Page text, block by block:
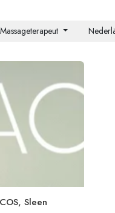
Massageterapeut
Sleen